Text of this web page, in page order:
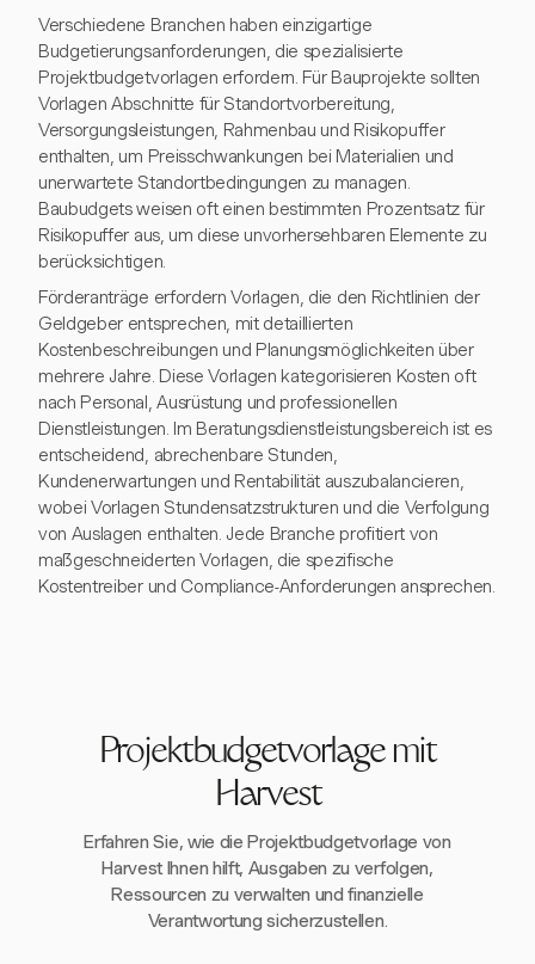
Verschiedene Branchen haben einzigartige
Budgetierungsanforderungen, die spezialisierte
Projektbudgetvorlagen erfordern. Für Bauprojekte sollten
Vorlagen Abschnitte für Standortvorbereitung,
Versorgungsleistungen, Rahmenbau und Risikopuffer
enthalten, um Preisschwankungen bei Materialien und
unerwartete Standortbedingungen zu managen.
Baubudgets weisen oft einen bestimmten Prozentsatz für
Risikopuffer aus, um diese unvorhersehbaren Elemente zu
berücksichtigen.
Förderanträge erfordern Vorlagen, die den Richtlinien der
Geldgeber entsprechen, mit detaillierten
Kostenbeschreibungen und Planungsmöglichkeiten über
mehrere Jahre. Diese Vorlagen kategorisieren Kosten oft
nach Personal, Ausrüstung und professionellen
Dienstleistungen. Im Beratungsdienstleistungsbereich ist es
entscheidend, abrechenbare Stunden,
Kundenerwartungen und Rentabilität auszubalancieren,
wobei Vorlagen Stundensatzstrukturen und die Verfolgung
von Auslagen enthalten. Jede Branche profitiert von
maßgeschneiderten Vorlagen, die spezifische
Kostentreiber und Compliance-Anforderungen ansprechen.
Projektbudgetvorlage mit
Harvest
Erfahren Sie, wie die Projektbudgetvorlage von
Harvest Ihnen hilft, Ausgaben zu verfolgen,
Ressourcen zu verwalten und finanzielle
Verantwortung sicherzustellen.